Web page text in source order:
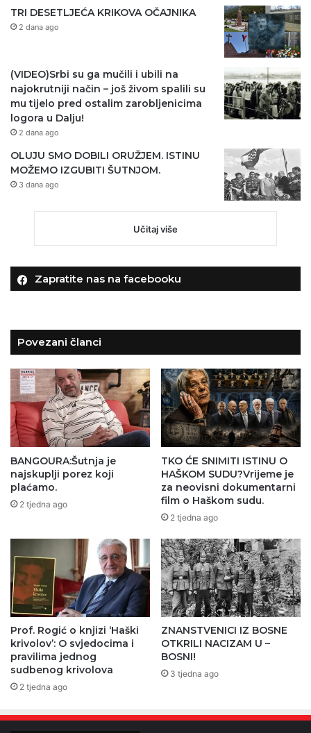
TRI DESETLJEĆA KRIKOVA OČAJNIKA
2 dana ago
(VIDEO)Srbi su ga mučili i ubili na
najokrutniji način – još živom spalili su
mu tijelo pred ostalim zarobljenicima
logora u Dalju!
2 dana ago
OLUJU SMO DOBILI ORUŽJEM. ISTINU
MOŽEMO IZGUBITI ŠUTNJOM.
3 dana ago
Učitaj više
Zapratite nas na facebooku
Povezani članci
BANGOURA:Šutnja je
najskuplji porez koji
plaćamo.
2 tjedna ago
TKO ĆE SNIMITI ISTINU O
HAŠKOM SUDU?Vrijeme je
za neovisni dokumentarni
film o Haškom sudu.
2 tjedna ago
Prof. Rogić o knjizi ‘Haški
krivolov’: O svjedocima i
pravilima jednog
sudbenog krivolova
2 tjedna ago
ZNANSTVENICI IZ BOSNE
OTKRILI NACIZAM U –
BOSNI!
3 tjedna ago